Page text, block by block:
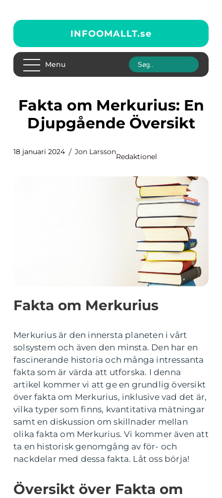
INFOOMALLT.se
Menu
Fakta om Merkurius: En
Djupgående Översikt
18 januari 2024 Jon Larsson
Redaktionel
Fakta om Merkurius
Merkurius är den innersta planeten i vårt
solsystem och även den minsta. Den har en
fascinerande historia och många intressanta
fakta som är värda att utforska. I denna
artikel kommer vi att ge en grundlig översikt
över fakta om Merkurius, inklusive vad det är,
vilka typer som finns, kvantitativa mätningar
samt en diskussion om skillnader mellan
olika fakta om Merkurius. Vi kommer även att
ta en historisk genomgång av för- och
nackdelar med dessa fakta. Låt oss börja!
Översikt över Fakta om